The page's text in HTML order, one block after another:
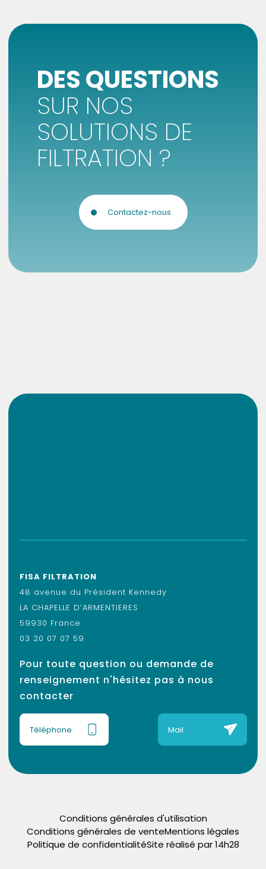
DES QUESTIONS
SUR NOS
SOLUTIONS DE
FILTRATION ?
Contactez-nous
FISA FILTRATION
48 avenue du Président Kennedy
LA CHAPELLE D’ARMENTIERES
59930 France
03 20 07 07 59
Pour toute question ou demande de
renseignement n'hésitez pas à nous
contacter
Téléphone Mail
Conditions générales d'utilisation
Conditions générales de venteMentions légales
Politique de confidentialitéSite réalisé par 14h28